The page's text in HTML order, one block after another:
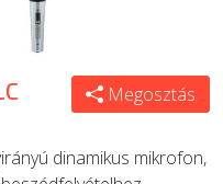
Megosztás
dinamikus mikrofon,